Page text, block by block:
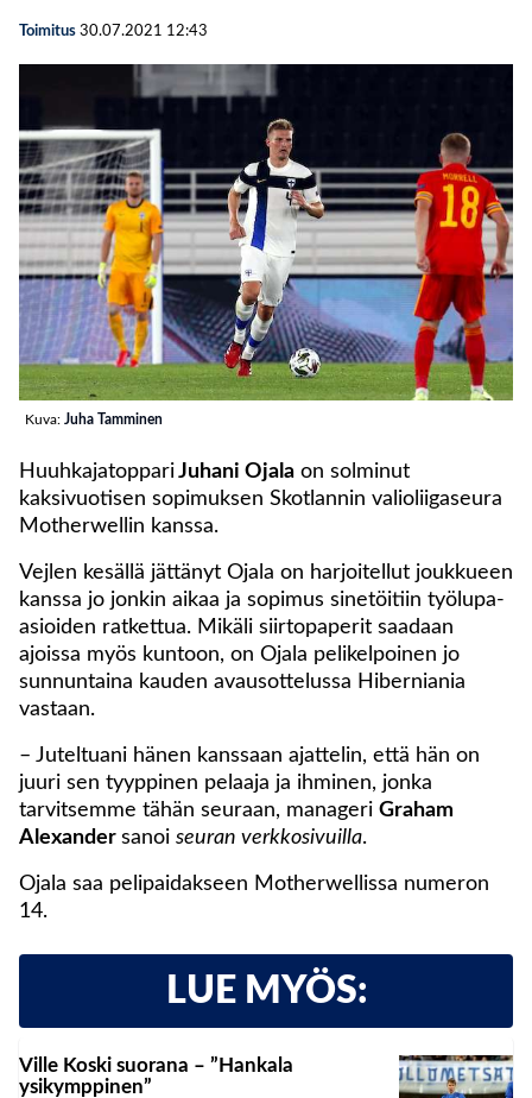
Toimitus 30.07.2021 12:43
Kuva: Juha Tamminen
HuuhkajatoppariJuhani Ojala on solminut
kaksivuotisen sopimuksen Skotlannin valioliigaseura
Motherwellin kanssa.
Vejlen kesällä jättänyt Ojala on harjoitellut joukkueen
kanssa jo jonkin aikaa ja sopimus sinetöitiin työlupa-
asioiden ratkettua. Mikäli siirtopaperit saadaan
ajoissa myös kuntoon, on Ojala pelikelpoinen jo
sunnuntaina kauden avausottelussa Hiberniania
vastaan.
– Juteltuani hänen kanssaan ajattelin, että hän on
juuri sen tyyppinen pelaaja ja ihminen, jonka
tarvitsemme tähän seuraan, manageri Graham
Alexander sanoi seuran verkkosivuilla.
Ojala saa pelipaidakseen Motherwellissa numeron
14.
LUE MYÖS:
Ville Koski suorana – ”Hankala
ysikymppinen”